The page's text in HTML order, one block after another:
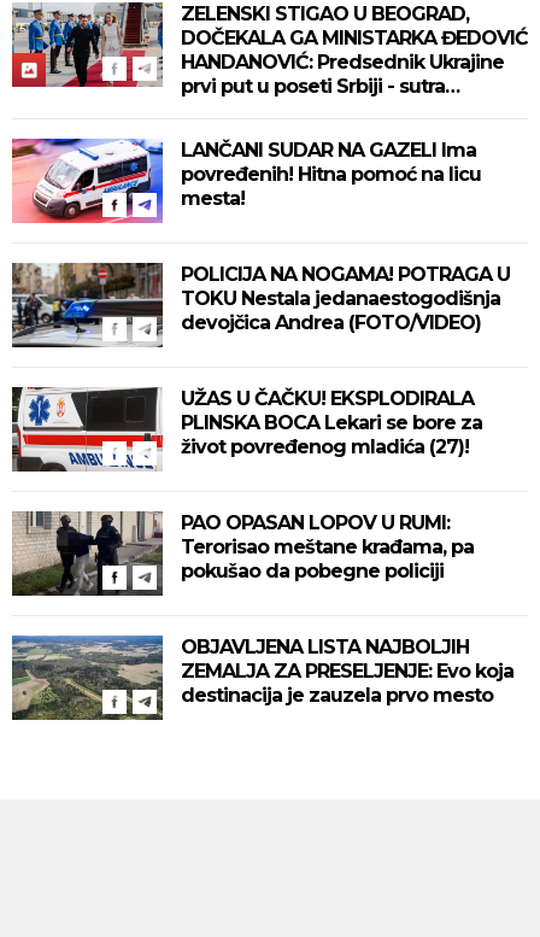
ZELENSKI STIGAO U BEOGRAD,
DOČEKALA GA MINISTARKA ĐEDOVIĆ
HANDANOVIĆ: Predsednik Ukrajine
prvi put u poseti Srbiji - sutra
LANČANI SUDAR NA GAZELI Ima
povređenih! Hitna pomoć na licu
mesta!
POLICIJA NA NOGAMA! POTRAGA U
TOKU Nestala jedanaestogodišnja
devojčica Andrea (FOTO/VIDEO)
UŽAS U ČAČKU! EKSPLODIRALA
PLINSKA BOCA Lekari se bore za
život povređenog mladića (27)!
PAO OPASAN LOPOV U RUMI:
Terorisao meštane krađama, pa
pokušao da pobegne policiji
OBJAVLJENA LISTA NAJBOLJIH
ZEMALJA ZA PRESELJENJE: Evo koja
destinacija je zauzela prvo mesto